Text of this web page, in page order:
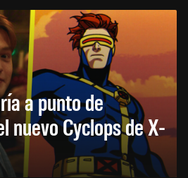
a punto de
nuevo Cyclops de X-